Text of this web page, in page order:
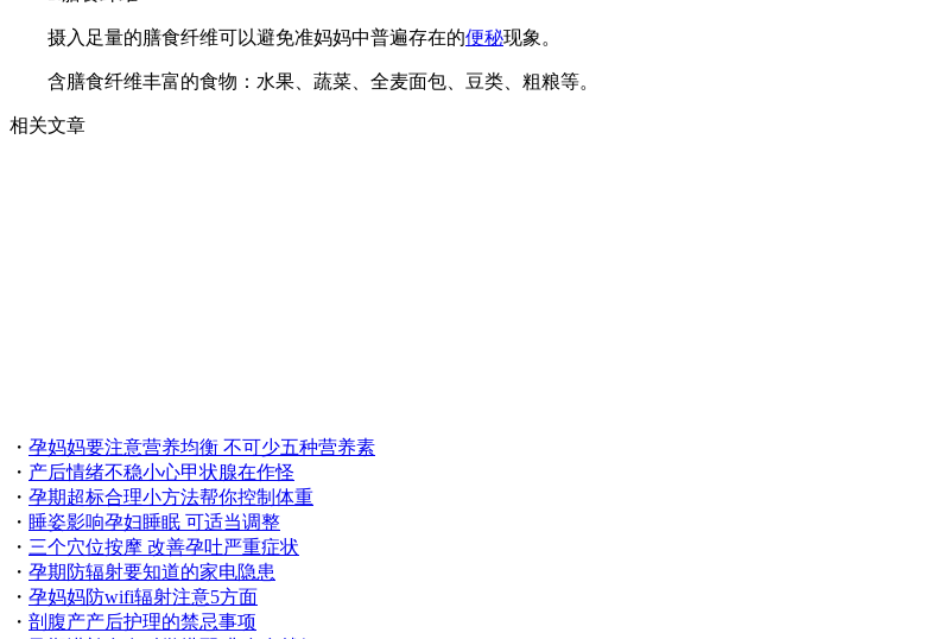
摄入足量的膳食纤维可以避免准妈妈中普遍存在的便秘现象。
含膳食纤维丰富的食物：水果、蔬菜、全麦面包、豆类、粗粮等。
相关文章
・ 孕妈妈要注意营养均衡 不可少五种营养素
・ 产后情绪不稳小心甲状腺在作怪
・ 孕期超标合理小方法帮你控制体重
・ 睡姿影响孕妇睡眠 可适当调整
・ 三个穴位按摩 改善孕吐严重症状
・ 孕期防辐射要知道的家电隐患
・ 孕妈妈防wifi辐射注意5方面
・ 剖腹产产后护理的禁忌事项